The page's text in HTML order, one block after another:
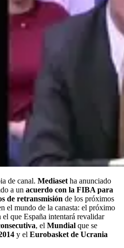
de canal. Mediaset ha anunciado
a un acuerdo con la FIBA para
de retransmisión de los próximos
el mundo de la canasta: el próximo
el que España intentará revalidar
, el Mundial que se
y el Eurobasket de Ucrania